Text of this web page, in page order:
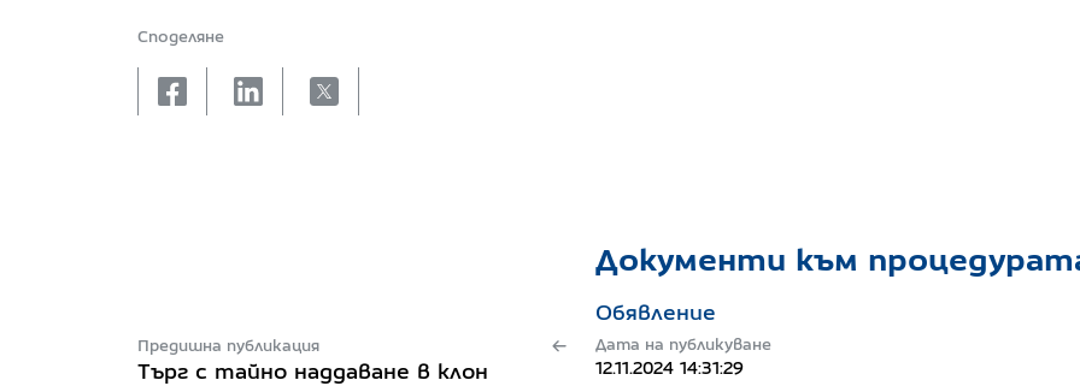
Споделяне
facebooklinkedinX
Предишна публикация
Търг с тайно наддаване в клон
Документи към
Обявление
Дата на публикуване
12.11.2024 14:31:29